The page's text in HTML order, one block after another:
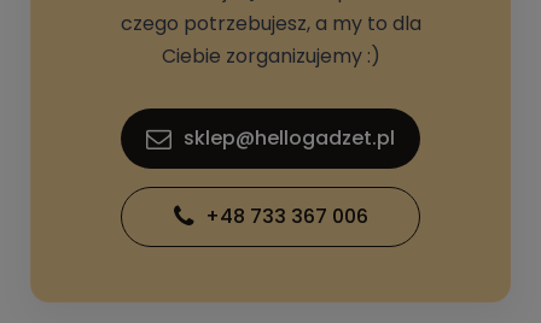
czego potrzebujesz, a my to dla
Ciebie zorganizujemy :)
sklep@hellogadzet.pl
+48 733 367 006